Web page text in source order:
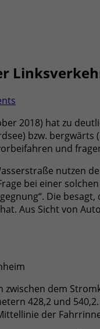
2018) hat zu
bzw.
und
nutzen
bei einer
Die
Aus Sicht von
zwischen dem
428,2 und
der